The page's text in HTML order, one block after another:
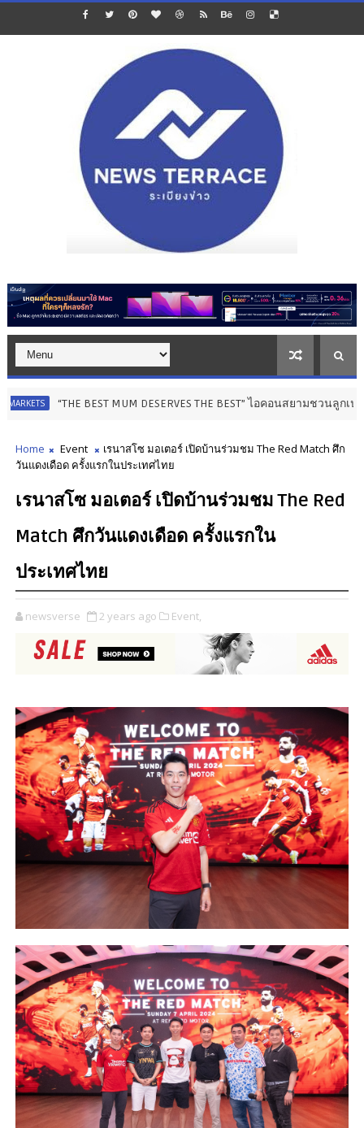
BEST MUM DESERVES THE BEST” ไอคอนสยามชวนลูกเปลี่ยนจาก ‘ผู้รับ
Home Event
เรนาสโซ มอเตอร์ เปิดบ้านร่วมชม The Red Match ศึก
วันแดงเดือด ครั้งแรกในประเทศไทย
เรนาสโซ มอเตอร์ เปิดบ้านร่วมชม The Red
Match ศึกวันแดงเดือด ครั้งแรกใน
ประเทศไทย
newsverse 2 years ago Event,